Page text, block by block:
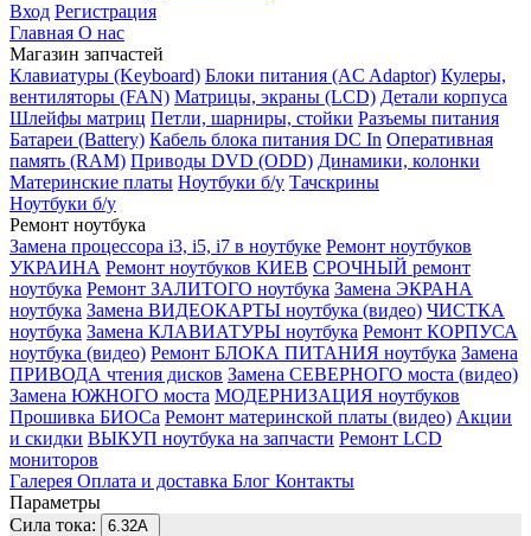
Вход Регистрация
Главная О нас
Магазин запчастей
Клавиатуры (Keyboard) Блоки питания (AC Adaptor) Кулеры,
вентиляторы (FAN) Матрицы, экраны (LCD) Детали корпуса
Шлейфы матриц Петли, шарниры, стойки Разъемы питания
Батареи (Battery) Кабель блока питания DC In Оперативная
память (RAM) Приводы DVD (ODD) Динамики, колонки
Материнские платы Ноутбуки б/у Тачскрины
Ноутбуки б/у
Ремонт ноутбука
Замена процессора i3, i5, i7 в ноутбуке Ремонт ноутбуков
УКРАИНА Ремонт ноутбуков КИЕВ СРОЧНЫЙ ремонт
ноутбука Ремонт ЗАЛИТОГО ноутбука Замена ЭКРАНА
ноутбука Замена ВИДЕОКАРТЫ ноутбука (видео) ЧИСТКА
ноутбука Замена КЛАВИАТУРЫ ноутбука Ремонт КОРПУСА
ноутбука (видео) Ремонт БЛОКА ПИТАНИЯ ноутбука Замена
ПРИВОДА чтения дисков Замена СЕВЕРНОГО моста (видео)
Замена ЮЖНОГО моста МОДЕРНИЗАЦИЯ ноутбуков
Прошивка БИОСа Ремонт материнской платы (видео) Акции
и скидки ВЫКУП ноутбука на запчасти Ремонт LCD
мониторов
Галерея Оплата и доставка Блог Контакты
Параметры
Сила тока:
6.32А